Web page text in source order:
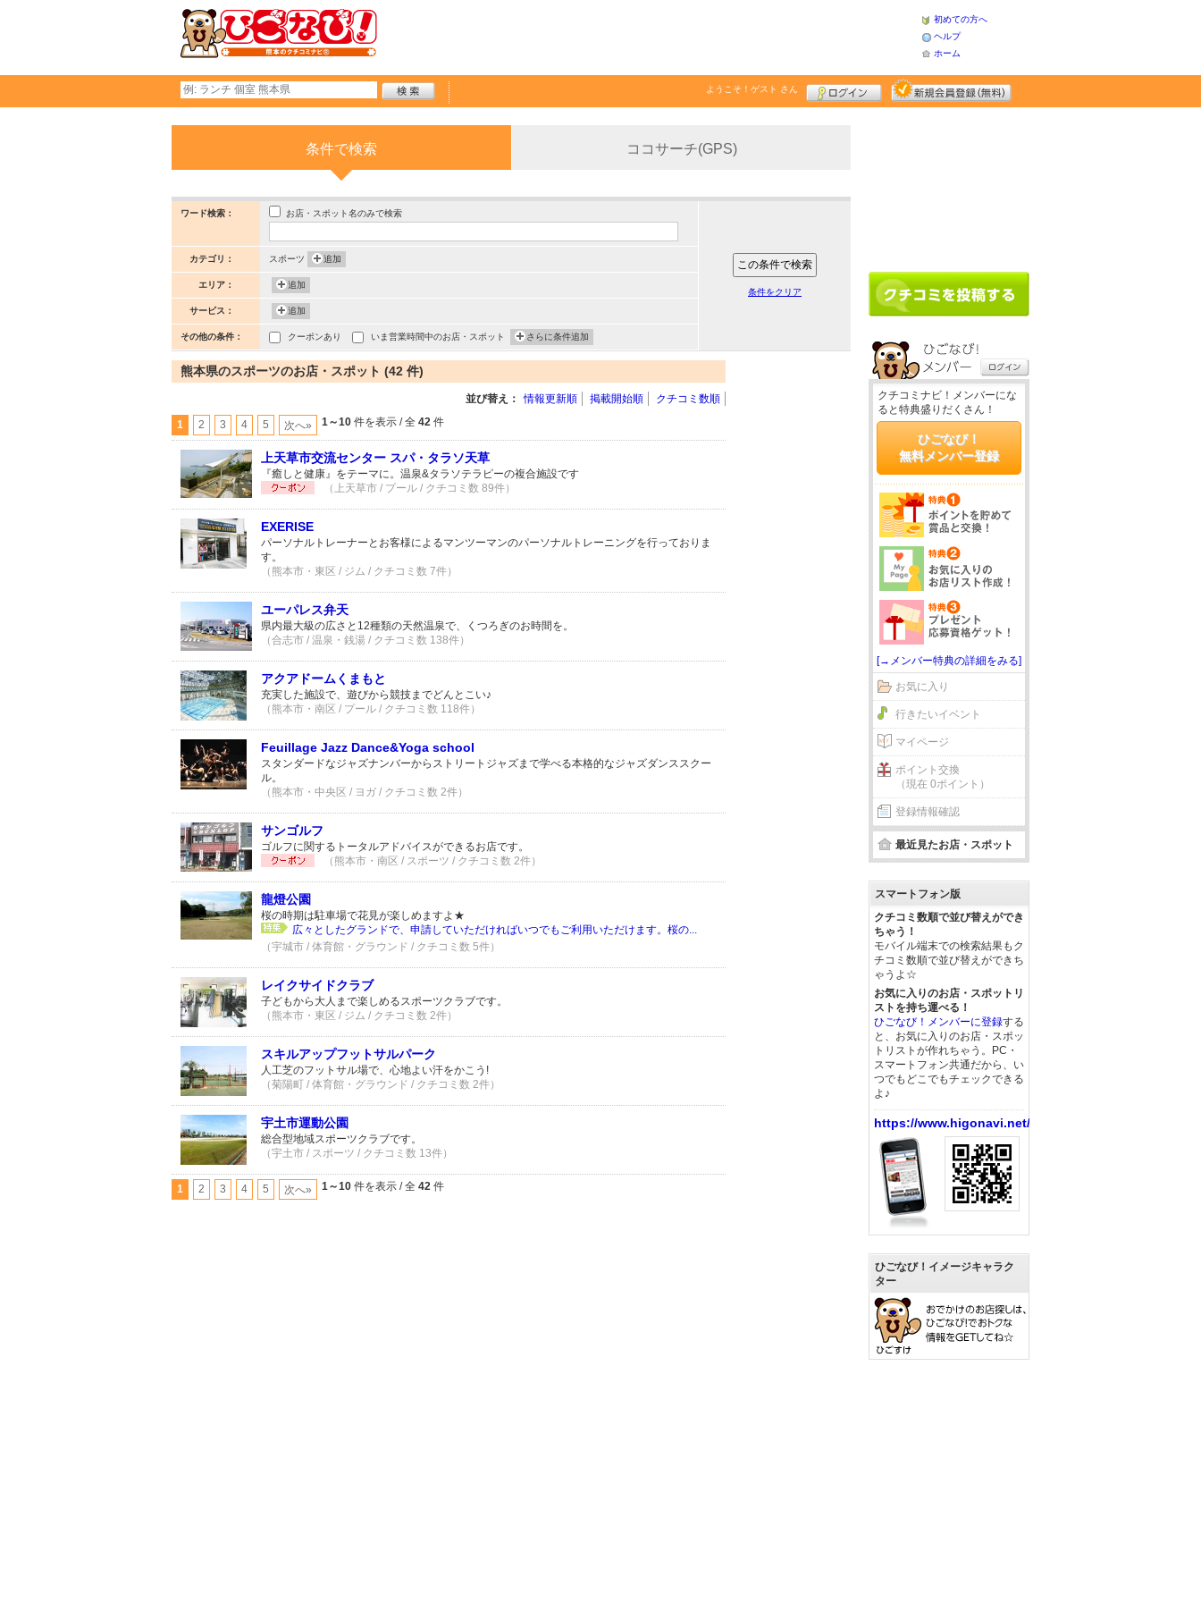
初めての方へ
ヘルプ
ホーム
ようこそ！ ゲスト さん
条件で検索 ココサーチ(GPS)
ワード検索： お店・スポット名のみで検索
カテゴリ： スポーツ 追加
エリア： 追加
サービス： 追加
その他の条件： クーポンあり いま営業時間中のお店・スポット さらに条件追加
条件をクリア
熊本県のスポーツのお店・スポット (42 件)
並び替え： 情報更新順 掲載開始順 クチコミ数順
1 2 3 4 5 次へ» 1～10 件を表示 / 全 42 件
上天草市交流センター スパ・タラソ天草
『癒しと健康』をテーマに。温泉&タラソテラピーの複合施設です
（上天草市 / プール / クチコミ数 89件）
EXERISE
パーソナルトレーナーとお客様によるマンツーマンのパーソナルトレーニングを行っておりま
す。
（熊本市・東区 / ジム / クチコミ数 7件）
ユーパレス弁天
県内最大級の広さと12種類の天然温泉で、くつろぎのお時間を。
（合志市 / 温泉・銭湯 / クチコミ数 138件）
アクアドームくまもと
充実した施設で、遊びから競技までどんとこい♪
（熊本市・南区 / プール / クチコミ数 118件）
Feuillage Jazz Dance&Yoga school
スタンダードなジャズナンバーからストリートジャズまで学べる本格的なジャズダンススクー
ル。
（熊本市・中央区 / ヨガ / クチコミ数 2件）
サンゴルフ
ゴルフに関するトータルアドバイスができるお店です。
（熊本市・南区 / スポーツ / クチコミ数 2件）
龍燈公園
桜の時期は駐車場で花見が楽しめますよ★
広々としたグランドで、申請していただければいつでもご利用いただけます。桜の...
（宇城市 / 体育館・グラウンド / クチコミ数 5件）
レイクサイドクラブ
子どもから大人まで楽しめるスポーツクラブです。
（熊本市・東区 / ジム / クチコミ数 2件）
スキルアップフットサルパーク
人工芝のフットサル場で、心地よい汗をかこう!
（菊陽町 / 体育館・グラウンド / クチコミ数 2件）
宇土市運動公園
総合型地域スポーツクラブです。
（宇土市 / スポーツ / クチコミ数 13件）
1 2 3 4 5 次へ» 1～10 件を表示 / 全 42 件
クチコミナビ！メンバーにな
ると特典盛りだくさん！
ひごなび！
無料メンバー登録
[→メンバー特典の詳細をみる]
お気に入り
行きたいイベント
マイページ
ポイント交換
（現在 0ポイント）
登録情報確認
最近見たお店・スポット
スマートフォン版
クチコミ数順で並び替えができ
ちゃう！
モバイル端末での検索結果もク
チコミ数順で並び替えができち
ゃうよ☆
お気に入りのお店・スポットリ
ストを持ち運べる！
ひごなび！メンバーに登録する
と、お気に入りのお店・スポッ
トリストが作れちゃう。PC・
スマートフォン共通だから、い
つでもどこでもチェックできる
よ♪
https://www.higonavi.net/
ひごなび！イメージキャラク
ター